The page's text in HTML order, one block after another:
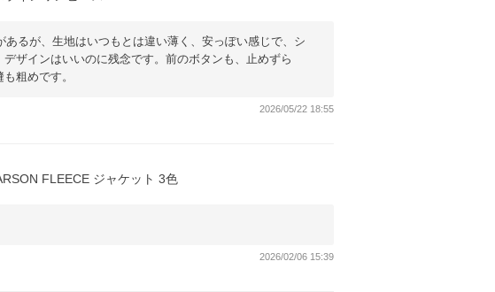
るが、生地はいつもとは違い薄く、安っぽい感じで、シ
ザインはいいのに残念です。前のボタンも、止めずら
粗めです。
2026/05/22 18:55
FLEECE ジャケット 3色
2026/02/06 15:39